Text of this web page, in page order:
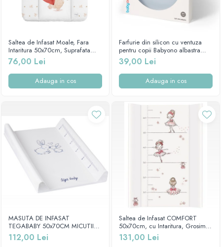
Saltea de Infasat Moale, Fara
Intaritura 50x70cm, Suprafata
Aderenta, Ceba Baby, Pierrot,
143-000-785
76,00 Lei
Adauga in cos
Farfurie din silicon cu ventuza
pentru copii Babyono albastra
1482/01
39,00 Lei
Adauga in cos
MASUTA DE INFASAT
TEGABABY 50x70CM MICUTII
IEPURASI ALB KR-009-103
112,00 Lei
Saltea de Infasat COMFORT
50x70cm, cu Intaritura, Grosime
3cm, Sistem Anti-Alunecare,
Balerina 203-090-101
131,00 Lei